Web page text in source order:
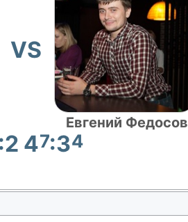
VS
Евгений Федосов
47:34